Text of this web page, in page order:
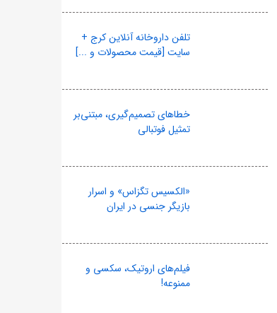
تلفن داروخانه آنلاین کرج +
سایت [قیمت محصولات و ...]
خطاهای تصمیم‌گیری، مبتنی‌بر
تمثیل فوتبالی
«الکسیس تگزاس» و اسرار
بازیگر جنسی در ایران
فیلم‌های اروتیک، سکسی و
ممنوعه!